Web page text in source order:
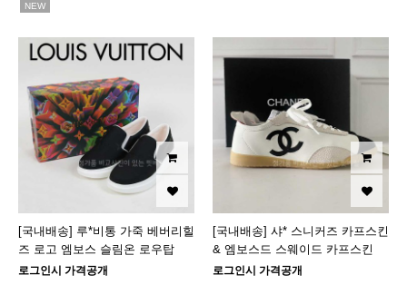
NEW
[국내배송] 루*비통 가죽 베버리힐
즈 로고 엠보스 슬림온 로우탑
로그인시 가격공개
[국내배송] 샤* 스니커즈 카프스킨
& 엠보스드 스웨이드 카프스킨
로그인시 가격공개